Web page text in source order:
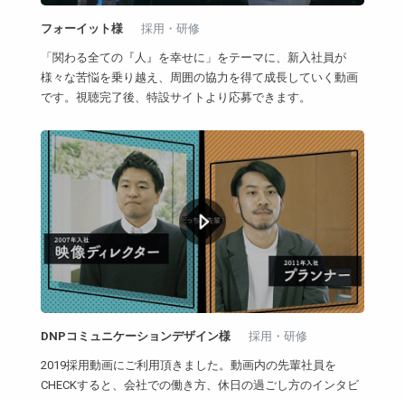
フォーイット様 採用・研修
「関わる全ての『人』を幸せに」をテーマに、新入社員が
様々な苦悩を乗り越え、周囲の協力を得て成長していく動画
です。視聴完了後、特設サイトより応募できます。
DNPコミュニケーションデザイン様 採用・研修
2019採用動画にご利用頂きました。動画内の先輩社員を
CHECKすると、会社での働き方、休日の過ごし方のインタビ